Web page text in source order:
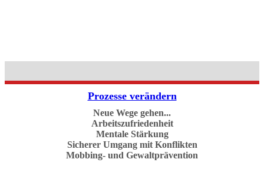
Prozesse verändern
Neue Wege gehen...
Arbeitszufriedenheit
Mentale Stärkung
Sicherer Umgang mit Konflikten
Mobbing- und Gewaltprävention